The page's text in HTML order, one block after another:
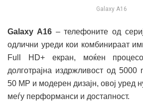
Galaxy A16
Galaxy A16– телефоните од
одлични уреди кои комбинираат
Full HD+ екран, моќен
долготрајна издржливост од
50 MP и модерен дизајн, овој уред
меѓу перформанси и достапност.